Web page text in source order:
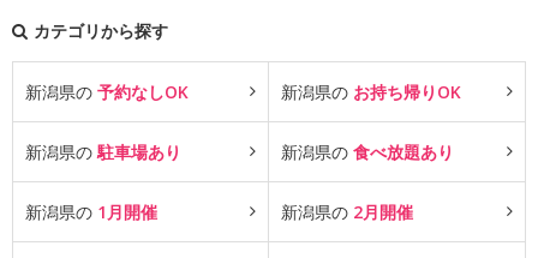
カテゴリから探す
新潟県の 予約なしOK 新潟県の お持ち帰りOK
新潟県の駐車場あり 新潟県の 食べ放題あり
新潟県の 1月開催 新潟県の 2月開催